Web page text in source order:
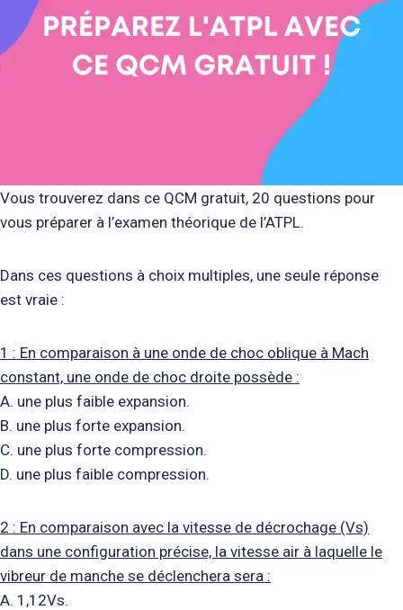
Vous trouverez dans ce QCM gratuit, 20 questions pour
vous préparer à l’examen théorique de l’ATPL.
Dans ces questions à choix multiples, une seule réponse
est vraie :
1 : En comparaison à une onde de choc oblique à Mach
constant, une onde de choc droite possède :
A. une plus faible expansion.
B. une plus forte expansion.
C. une plus forte compression.
D. une plus faible compression.
2 : En comparaison avec la vitesse de décrochage (Vs)
dans une configuration précise, la vitesse air à laquelle le
vibreur de manche se déclenchera sera :
A. 1,12Vs.